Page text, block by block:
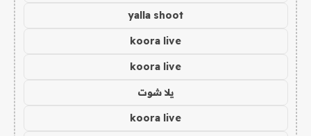
yalla shoot
koora live
koora live
يلا شوت
koora live